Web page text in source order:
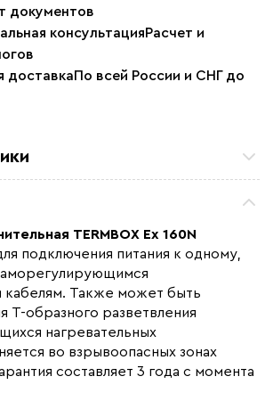
документов
консультацияРасчет и
доставкаПо всей России и СНГ до
TERMBOX Ex 160N
подключения питания к одному,
кабелям. Также может быть
Т-образного разветвления
нагревательных
во взрывоопасных зонах
составляет 3 года с момента